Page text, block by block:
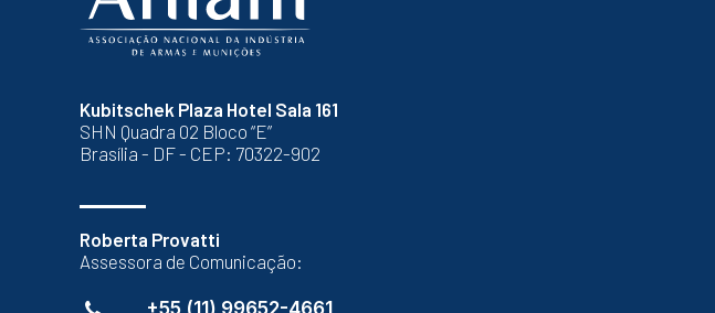
Kubitschek Plaza Hotel Sala 161
SHN Quadra 02 Bloco “E”
Brasília - DF - CEP: 70322-902
Roberta Provatti
Assessora de Comunicação:
+55 (11) 99652-4661